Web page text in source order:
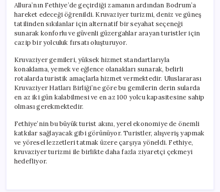
Allura’nın Fethiye’de geçirdiği zamanın ardından Bodrum’a
hareket edeceği öğrenildi. Kruvaziyer turizmi, deniz ve güneş
tatilinden sıkılanlar için alternatif bir seyahat seçeneği
sunarak konforlu ve güvenli güzergahlar arayan turistler için
cazip bir yolculuk fırsatı oluşturuyor.
Kruvaziyer gemileri, yüksek hizmet standartlarıyla
konaklama, yemek ve eğlence olanakları sunarak, belirli
rotalarda turistik amaçlarla hizmet vermektedir. Uluslararası
Kruvaziyer Hatları Birliği’ne göre bu gemilerin derin sularda
en az iki gün kalabilmesi ve en az 100 yolcu kapasitesine sahip
olması gerekmektedir.
Fethiye’nin bu büyük turist akını, yerel ekonomiye de önemli
katkılar sağlayacak gibi görünüyor. Turistler, alışveriş yapmak
ve yöresel lezzetleri tatmak üzere çarşıya yöneldi. Fethiye,
kruvaziyer turizmi ile birlikte daha fazla ziyaretçi çekmeyi
hedefliyor.